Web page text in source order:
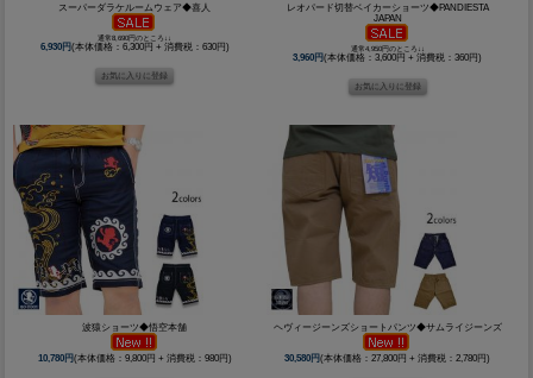
スーパーダラケルームウェア◆喜人
通常8,690円のところ↓↓
6,930円(本体価格：6,300円 + 消費税：630円)
レオパード切替ベイカーショーツ◆PANDIESTA
JAPAN
通常4,950円のところ↓↓
3,960円(本体価格：3,600円 + 消費税：360円)
波猿ショーツ◆悟空本舗
10,780円(本体価格：9,800円 + 消費税：980円)
ヘヴィージーンズショートパンツ◆サムライジーンズ
30,580円(本体価格：27,800円 + 消費税：2,780円)